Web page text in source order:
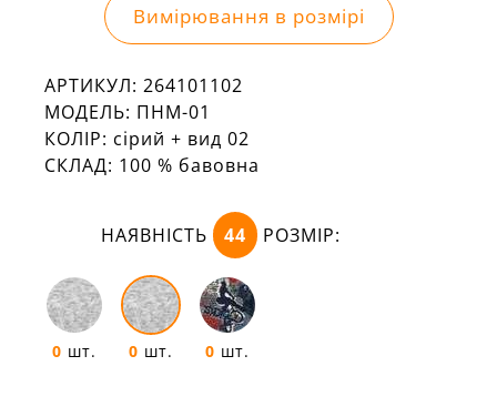
Вимірювання в розмірі
АРТИКУЛ: 264101102
МОДЕЛЬ: ПНМ-01
КОЛІР: сірий + вид 02
СКЛАД: 100 % бавовна
НАЯВНІСТЬ 44 РОЗМІР:
0 шт. 0 шт. 0 шт.